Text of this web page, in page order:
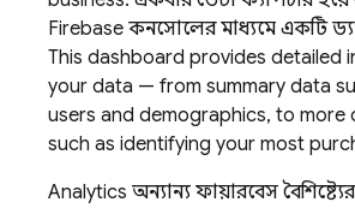
Firebase কনসোলের মাধ্যমে একটি
This dashboard provides detailed
your data — from summary data
users and demographics, to more
such as identifying your most
Analytics অন্যান্য ফায়ারবেস